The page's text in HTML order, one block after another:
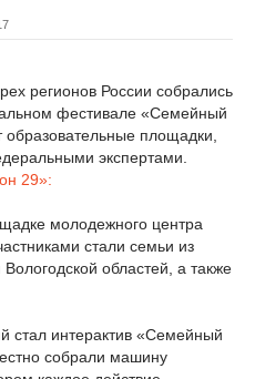
регионов России собрались
фестивале «Семейный
площадки,
экспертами.
29»:
молодежного центра
стали семьи из
областей, а также
стал интерактив «Семейный
собрали машину